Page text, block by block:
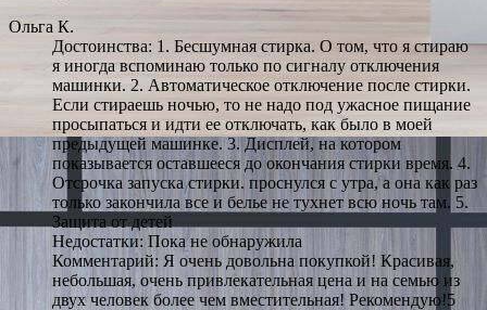
Ольга К.
Достоинства: 1. Бесшумная стирка. О том, что я стираю
я иногда вспоминаю только по сигналу отключения
машинки. 2. Автоматическое отключение после стирки.
Если стираешь ночью, то не надо под ужасное пищание
просыпаться и идти ее отключать, как было в моей
предыдущей машинке. 3. Дисплей, на котором
показывается оставшееся до окончания стирки время. 4.
Отсрочка запуска стирки. проснулся с утра, а она как раз
только закончила все и белье не тухнет всю ночь там. 5.
Защита от детей
Недостатки: Пока не обнаружила
Комментарий: Я очень довольна покупкой! Красивая,
небольшая, очень привлекательная цена и на семью из
двух человек более чем вместительная! Рекомендую!5